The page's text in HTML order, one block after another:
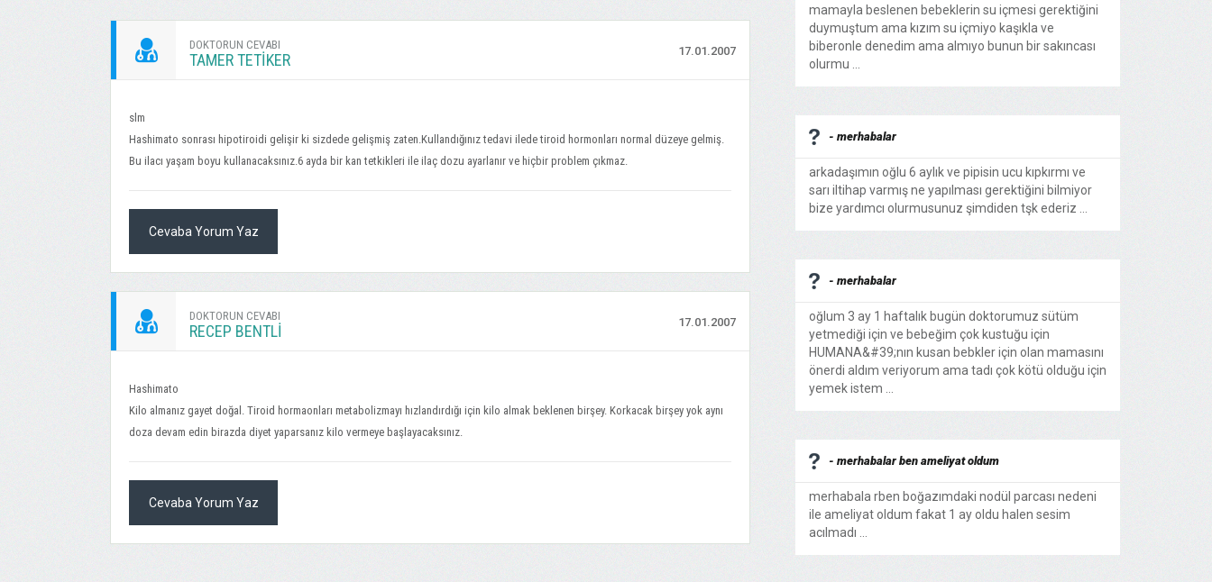
DOKTORUN CEVABI
TAMER TETİKER 17.01.2007
slm
Hashimato sonrası hipotiroidi gelişir ki sizdede gelişmiş zaten.Kullandığınız tedavi ilede tiroid hormonları normal düzeye gelmiş.
Bu ilacı yaşam boyu kullanacaksınız.6 ayda bir kan tetkikleri ile ilaç dozu ayarlanır ve hiçbir problem çıkmaz.
Cevaba Yorum Yaz
DOKTORUN CEVABI
RECEP BENTLİ 17.01.2007
Hashimato
Kilo almanız gayet doğal. Tiroid hormaonları metabolizmayı hızlandırdığı için kilo almak beklenen birşey. Korkacak birşey yok aynı
doza devam edin birazda diyet yaparsanız kilo vermeye başlayacaksınız.
Cevaba Yorum Yaz
mamayla beslenen bebeklerin su içmesi gerektiğini
duymuştum ama kızım su içmiyo kaşıkla ve
biberonle denedim ama almıyo bunun bir sakıncası
olurmu ...
- merhabalar
arkadaşımın oğlu 6 aylık ve pipisin ucu kıpkırmı ve
sarı iltihap varmış ne yapılması gerektiğini bilmiyor
bize yardımcı olurmusunuz şimdiden tşk ederiz ...
- merhabalar
oğlum 3 ay 1 haftalık bugün doktorumuz sütüm
yetmediği için ve bebeğim çok kustuğu için
HUMANA&#39;nın kusan bebkler için olan mamasını
önerdi aldım veriyorum ama tadı çok kötü olduğu için
yemek istem ...
- merhabalar ben ameliyat oldum
merhabala rben boğazımdaki nodül parcası nedeni
ile ameliyat oldum fakat 1 ay oldu halen sesim
acılmadı ...